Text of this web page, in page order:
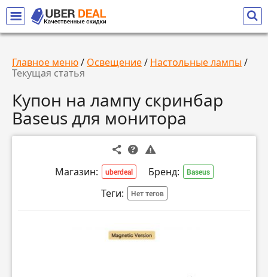
Главное меню/ Освещение/ Настольные лампы /
Текущая статья
Купон на лампу скринбар
Baseus для монитора
Магазин: uberdeal Бренд: Baseus
Теги: Нет тегов